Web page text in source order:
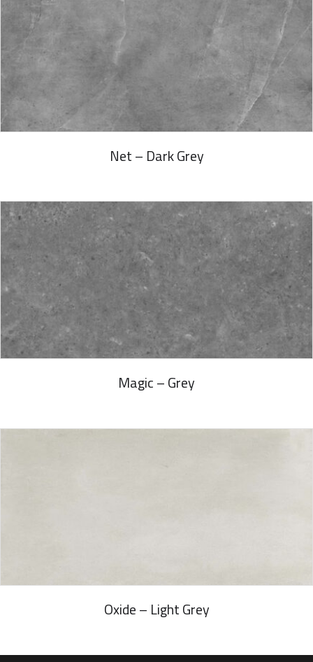
Net – Dark Grey
Magic – Grey
Oxide – Light Grey